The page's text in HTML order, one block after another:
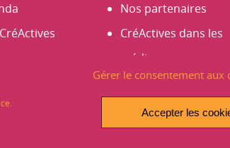
Gérer le consentement aux
Accepter les
2026
Nos partenaires
CréActives dans les
médias
Espace presse
Infos et actus
Avantages et